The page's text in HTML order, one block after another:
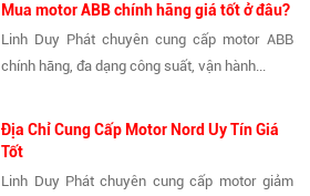
Mua motor ABB chính hãng giá tốt ở đâu?
Linh Duy Phát chuyên cung cấp motor ABB
chính hãng, đa dạng công suất, vận hành...
Địa Chỉ Cung Cấp Motor Nord Uy Tín Giá
Tốt
Linh Duy Phát chuyên cung cấp motor giảm